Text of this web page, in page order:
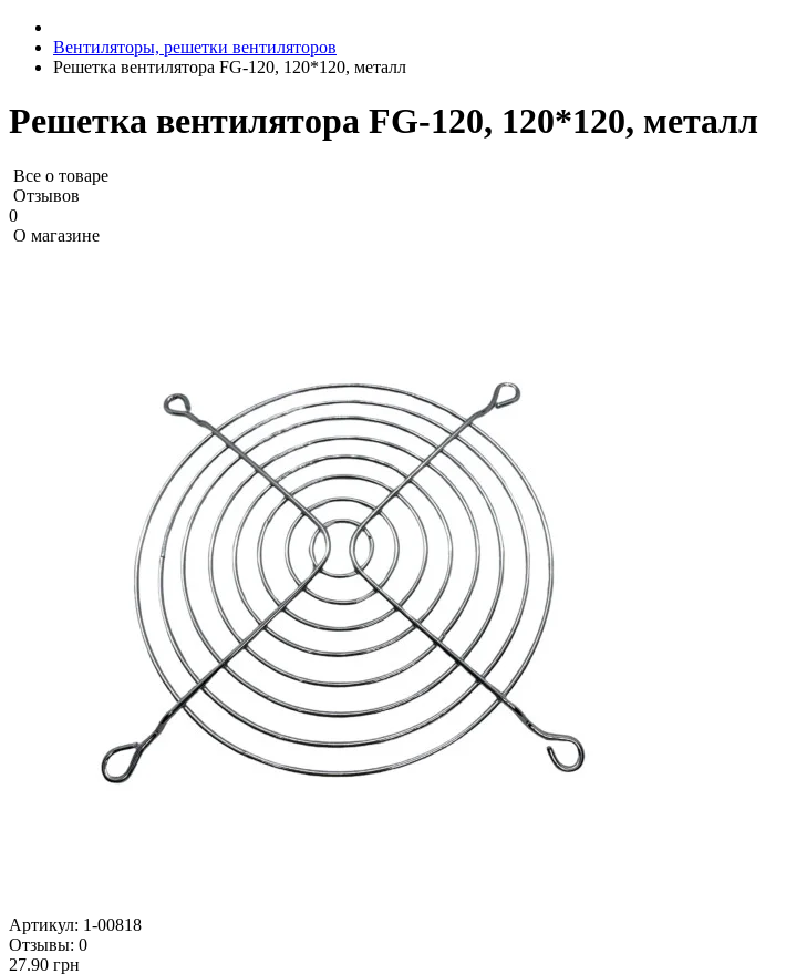
Вентиляторы, решетки вентиляторов
Решетка вентилятора FG-120, 120*120, металл
Решетка вентилятора FG-120, 120*120, металл
Все о товаре
Отзывов
0
О магазине
Артикул: 1-00818
Отзывы: 0
27.90 грн